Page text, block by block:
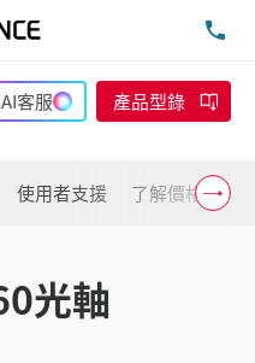
客服 產品型錄
使用者支援 了解價格
光軸